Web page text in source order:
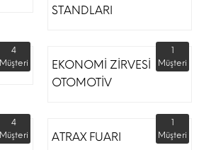
STANDLARI
4
Müşteri
EKONOMİ ZİRVESİ
OTOMOTİV
1
Müşteri
4
Müşteri
ATRAX FUARI
1
Müşteri